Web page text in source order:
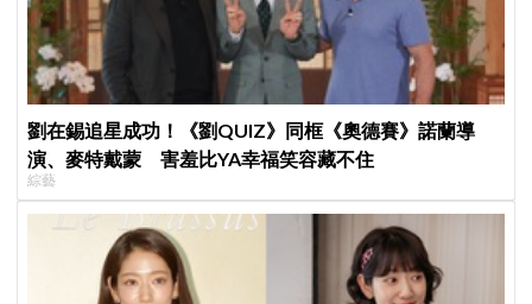
劉在錫追星成功！《劉QUIZ》同框《奧德賽》諾蘭導
演、麥特戴蒙 害羞比YA幸福笑容藏不住
綜藝